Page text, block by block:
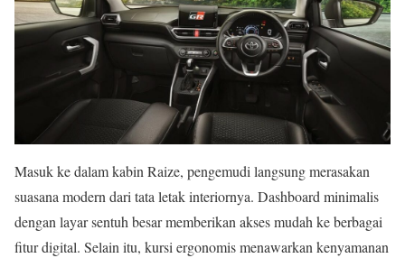
Masuk ke dalam kabin Raize, pengemudi langsung merasakan
suasana modern dari tata letak interiornya. Dashboard minimalis
dengan layar sentuh besar memberikan akses mudah ke berbagai
fitur digital. Selain itu, kursi ergonomis menawarkan kenyamanan